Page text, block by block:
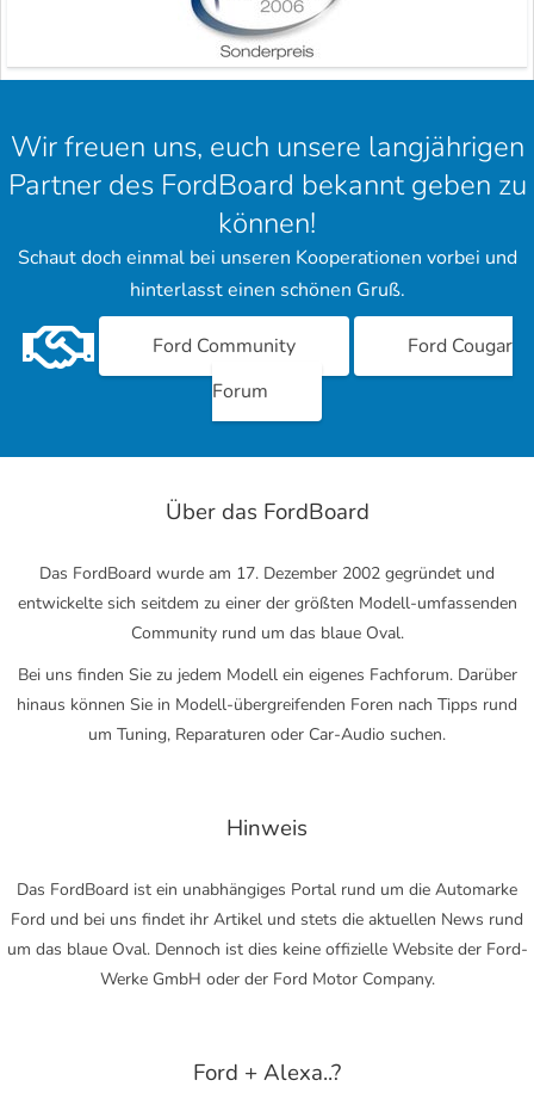
Wir freuen uns, euch unsere langjährigen
Partner des FordBoard bekannt geben zu
können!
Schaut doch einmal bei unseren Kooperationen vorbei und
hinterlasst einen schönen Gruß.
Ford Community
Ford Cougar
Forum
Über das FordBoard
Das FordBoard wurde am 17. Dezember 2002 gegründet und
entwickelte sich seitdem zu einer der größten Modell-umfassenden
Community rund um das blaue Oval.
Bei uns finden Sie zu jedem Modell ein eigenes Fachforum. Darüber
hinaus können Sie in Modell-übergreifenden Foren nach Tipps rund
um Tuning, Reparaturen oder Car-Audio suchen.
Hinweis
Das FordBoard ist ein unabhängiges Portal rund um die Automarke
Ford und bei uns findet ihr Artikel und stets die aktuellen News rund
um das blaue Oval. Dennoch ist dies keine offizielle Website der Ford-
Werke GmbH oder der Ford Motor Company.
Ford + Alexa..?